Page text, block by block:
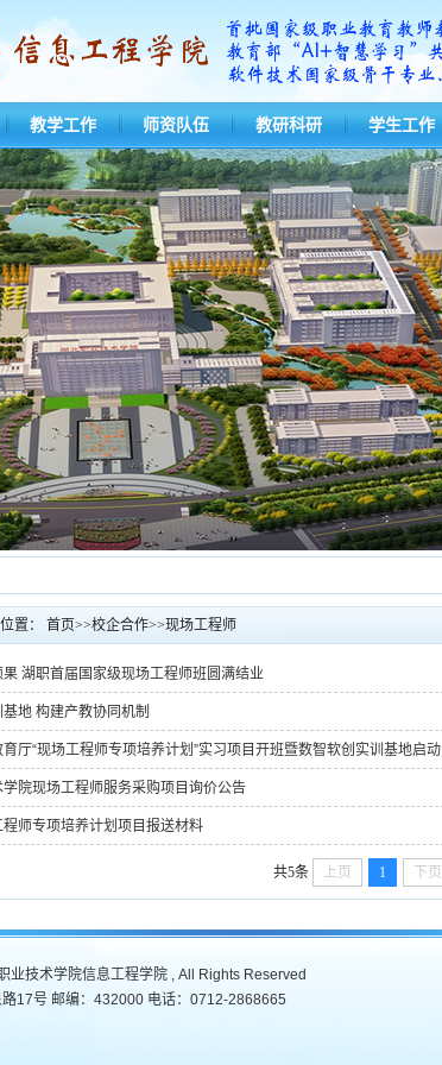
教学工作 师资队伍 教研科研 学生工作
置： 首页>>校企合作>>现场工程师
湖职首届国家级现场工程师班圆满结业
地 构建产教协同机制
厅“现场工程师专项培养计划”实习项目开班暨数智软创实训基地启动
院现场工程师服务采购项目询价公告
师专项培养计划项目报送材料
共5条 上页 1 下页
业技术学院信息工程学院 , All Rights Reserved
17号 邮编：432000 电话：0712-2868665